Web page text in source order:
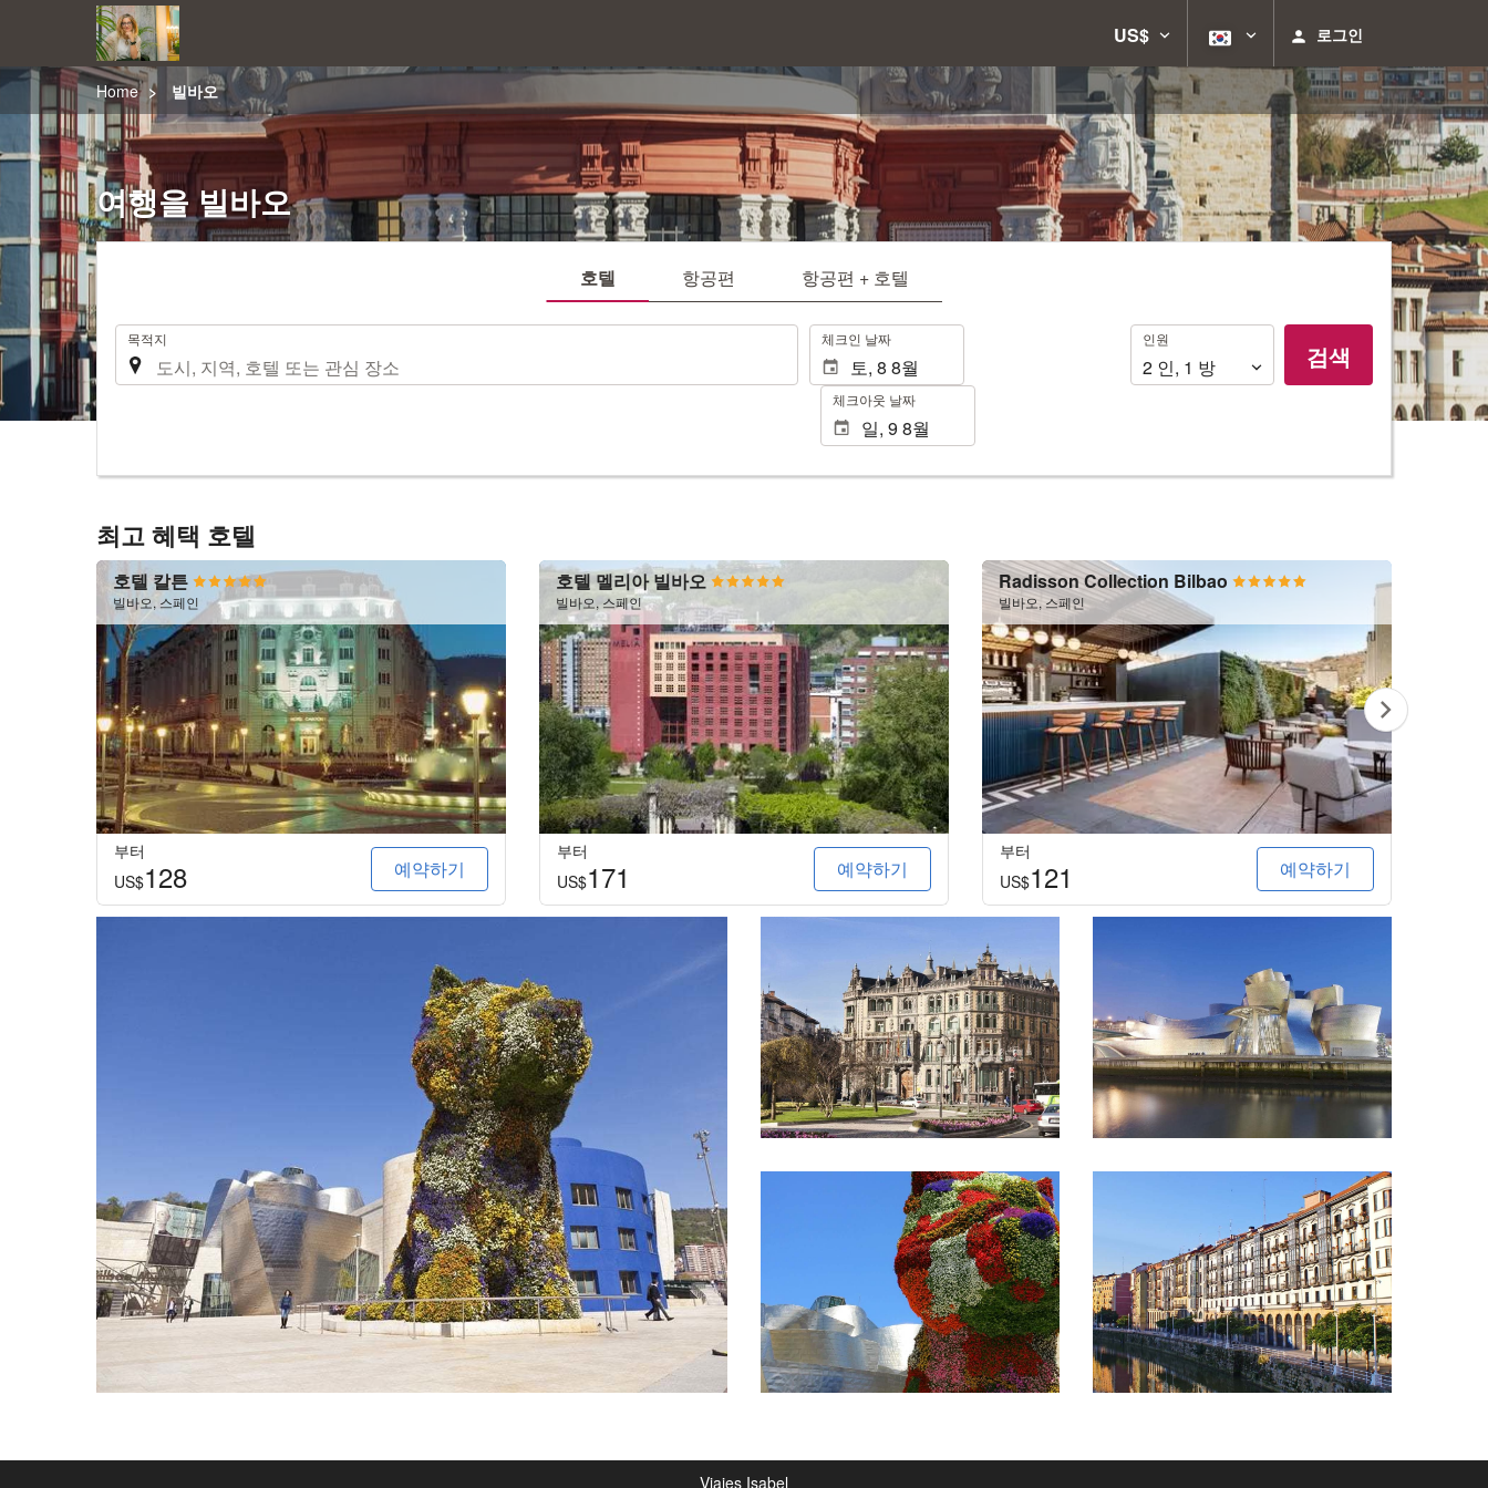
US$ 로그인
Home 빌바오
여행을 빌바오
호텔 항공편 항공편 + 호텔
. 목적지 . 체크인 날짜
체크아웃 날짜
인
원
인원
2 인, 1 방 검색
최고 혜택 호텔
호텔 칼튼
빌바오, 스페인
부터
US$128 예약하기
호텔 멜리아 빌바오
빌바오, 스페인
부터
US$171 예약하기
Radisson Collection Bilbao
빌바오, 스페인
부터
US$121 예약하기
Viajes Isabel